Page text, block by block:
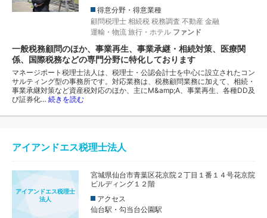
得意分野・得意業種
顧問税理士 相続税 税務調査 不動産 金融
運輸・物流 旅行・ホテル ファンド
一般税務顧問のほか、事業再生、事業承継・相続対策、医療関
係、国際税務などの専門分野に特化しております
マネージポート税理士法人は、税理士・公認会計士を中心に設立されたコン
サルティング型の事務所です。対応業務は、税務顧問業務に加えて、相続・
事業承継対策など資産税対応のほか、主にM&amp;A、事業再生、各種DD及
び証券化… 続きを読む
アイアンドエス税理士法人
アイアンドエス税理士
法人
宮城県仙台市青葉区花京院２丁目１番１４号花京院
ビルディング１２階
アクセス
仙台駅・勾当台公園駅